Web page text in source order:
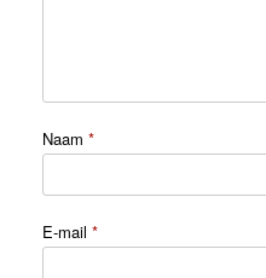
Naam *
E-mail *